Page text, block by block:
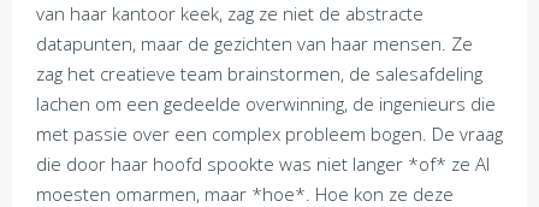
van haar kantoor keek, zag ze niet de abstracte
datapunten, maar de gezichten van haar mensen. Ze
zag het creatieve team brainstormen, de salesafdeling
lachen om een gedeelde overwinning, de ingenieurs die
met passie over een complex probleem bogen. De vraag
die door haar hoofd spookte was niet langer *of* ze AI
moesten omarmen, maar *hoe*. Hoe kon ze deze